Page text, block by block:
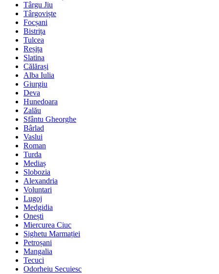
Târgu Jiu
Târgoviște
Focșani
Bistrița
Tulcea
Reșița
Slatina
Călărași
Alba Iulia
Giurgiu
Deva
Hunedoara
Zalău
Sfântu Gheorghe
Bârlad
Vaslui
Roman
Turda
Mediaș
Slobozia
Alexandria
Voluntari
Lugoj
Medgidia
Onești
Miercurea Ciuc
Sighetu Marmației
Petroșani
Mangalia
Tecuci
Odorheiu Secuiesc